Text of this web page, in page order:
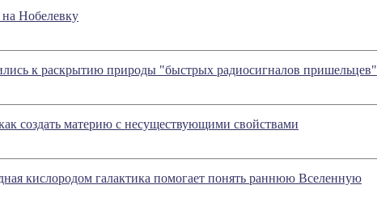
Нобелевку
к раскрытию природы "быстрых радиосигналов пришельцев"
создать материю с несуществующими свойствами
кислородом галактика помогает понять раннюю Вселенную